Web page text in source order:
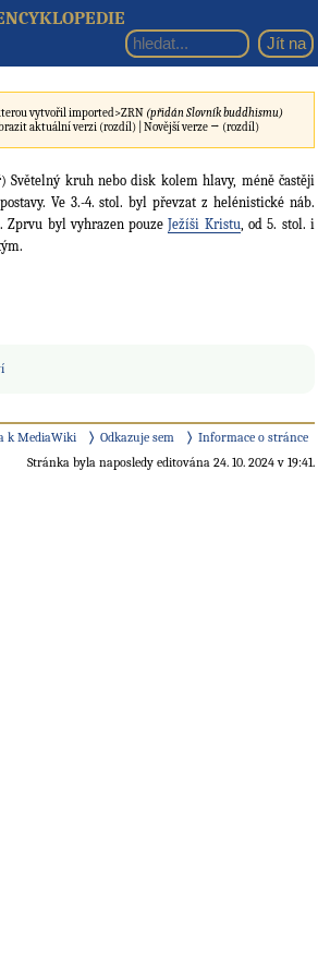
kterou vytvořilimported>ZRN (přidán Slovník buddhismu)
aktuální verzi (rozdíl) | Novější verze → (rozdíl)
Světelný kruh nebo disk kolem hlavy, méně častěji
Ve 3.-4. stol. byl převzat z helénistické náb.
Zprvu byl vyhrazen pouzeJežíši Kristu, od 5. stol. i
k MediaWiki Odkazuje sem
Informace o stránce
Stránka byla naposledy editována 24. 10. 2024 v 19:41.